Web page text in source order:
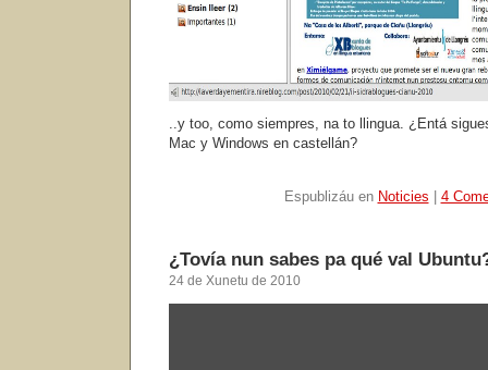
..y too, como siempres, na to llingua. ¿Entá
Mac y Windows en castellán?
Espublizáu en Noticies 4
¿Tovía nun sabes pa qué val
24 de Xunetu de 2010